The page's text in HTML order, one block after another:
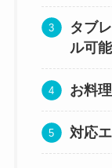
タブ
ル可能
お料
対応